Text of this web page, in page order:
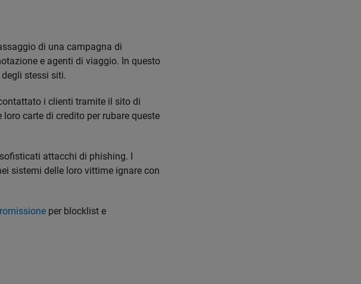
di una campagna di
e agenti di viaggio. In questo
stessi siti.
i clienti tramite il sito di
carte di credito per rubare queste
attacchi di phishing. I
sistemi delle loro vittime ignare con
per blocklist e